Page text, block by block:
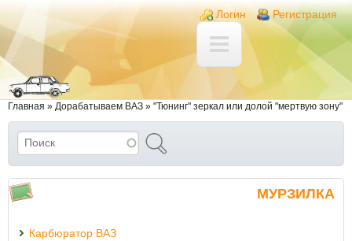
Перейти к основному содержанию
Skip to search
Login links
Логин Регистрация
Вы здесь
Главная » Дорабатываем ВАЗ » "Тюнинг" зеркал или долой "мертвую зону"
Форма поиска
Поиск
МУРЗИЛКА
Карбюратор ВАЗ